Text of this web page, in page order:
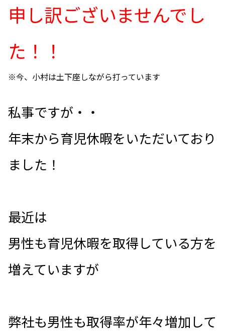
申し訳ございませんでし
た！！
※今、小村は土下座しながら打っています
私事ですが・・
年末から育児休暇をいただいており
ました！
最近は
男性も育児休暇を取得している方を
増えていますが
弊社も男性も取得率が年々増加して